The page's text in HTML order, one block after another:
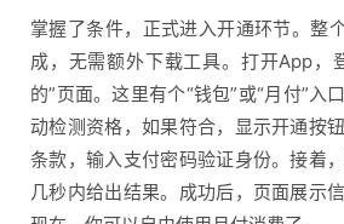
掌握了条件，正式进入开通环节。整
成，无需额外下载工具。打开App，
的”页面。这里有个“钱包”或“月付”入
动检测资格，如果符合，显示开通按
条款，输入支付密码验证身份。接着
几秒内给出结果。成功后，页面展示